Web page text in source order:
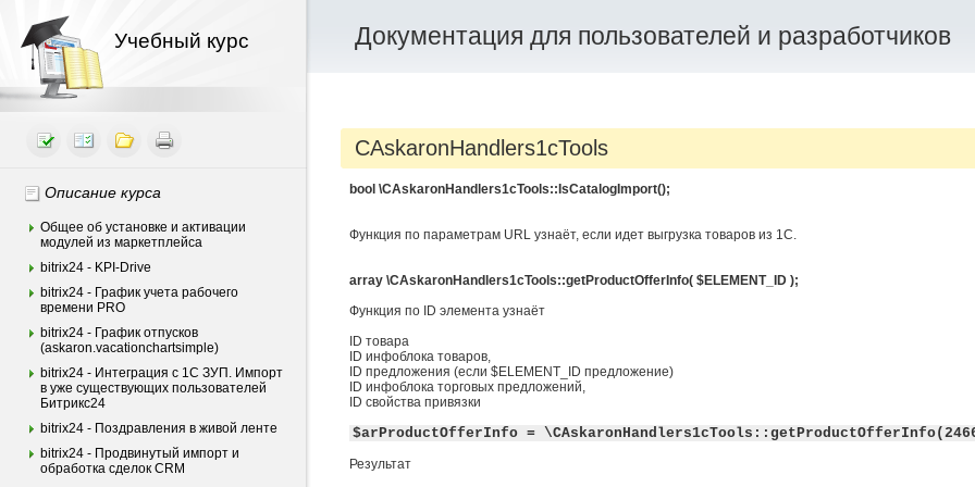
Учебный курс Документация для пользователей и разработчиков
CAskaronHandlers1cTools
Описание курса
Общее об установке и активации
модулей из маркетплейса
bitrix24 - KPI-Drive
bitrix24 - График учета рабочего
времени PRO
bitrix24 - График отпусков
(askaron.vacationchartsimple)
bitrix24 - Интеграция c 1С ЗУП. Импорт
в уже существующих пользователей
Битрикс24
bitrix24 - Поздравления в живой ленте
bitrix24 - Продвинутый импорт и
обработка сделок CRM
bool \CAskaronHandlers1cTools::IsCatalogImport();
Функция по параметрам URL узнаёт, если идет выгрузка товаров из 1С.
array \CAskaronHandlers1cTools::getProductOfferInfo( $ELEMENT_ID );
Функция по ID элемента узнаёт
ID товара
ID инфоблока товаров,
ID предложения (если $ELEMENT_ID предложение)
ID инфоблока торговых предложений,
ID свойства привязки
$arProductOfferInfo =
Результат